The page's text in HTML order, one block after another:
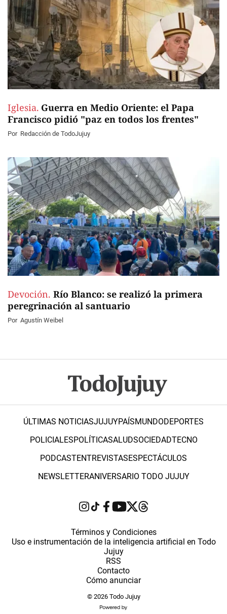
Iglesia. Guerra en Medio Oriente: el Papa
Francisco pidió "paz en todos los frentes"
Por Redacción de TodoJujuy
Devoción. Río Blanco: se realizó la primera
peregrinación al santuario
Por Agustín Weibel
ÚLTIMAS NOTICIASJUJUYPAÍSMUNDODEPORTES
POLICIALESPOLÍTICASALUDSOCIEDADTECNO
PODCASTENTREVISTASESPECTÁCULOS
NEWSLETTERANIVERSARIO TODO JUJUY
Términos y Condiciones
Uso e instrumentación de la inteligencia artificial en Todo
Jujuy
RSS
Contacto
Cómo anunciar
© 2026 Todo Jujuy